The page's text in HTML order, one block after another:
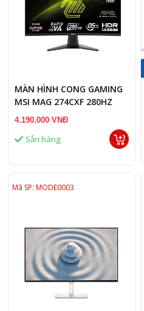
MÀN HÌNH CONG GAMING
MSI MAG 274CXF 280HZ
0.5MS
4.190.000 VNĐ
Sẵn hàng
Mã SP: MODE0003